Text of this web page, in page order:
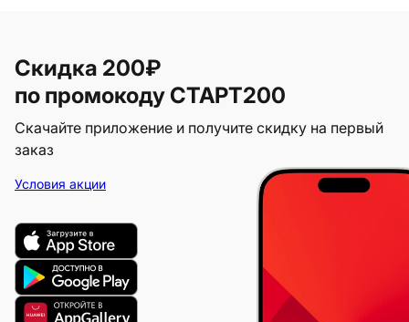
Скидка 200₽
по промокоду СТАРТ200
Скачайте приложение и получите скидку на первый
заказ
Условия акции